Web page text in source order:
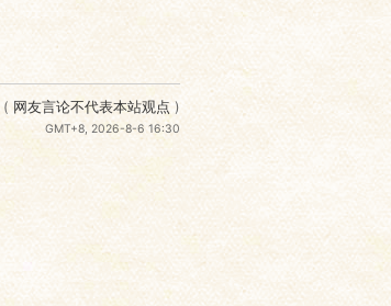
( 网友言论不代表本站观点 )
GMT+8, 2026-8-6 16:30